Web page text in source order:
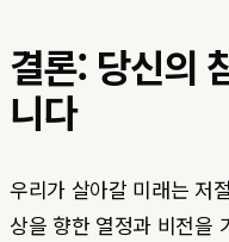
결론: 당신의
니다
우리가 살아갈 미래는 저
상을 향한 열정과 비전을